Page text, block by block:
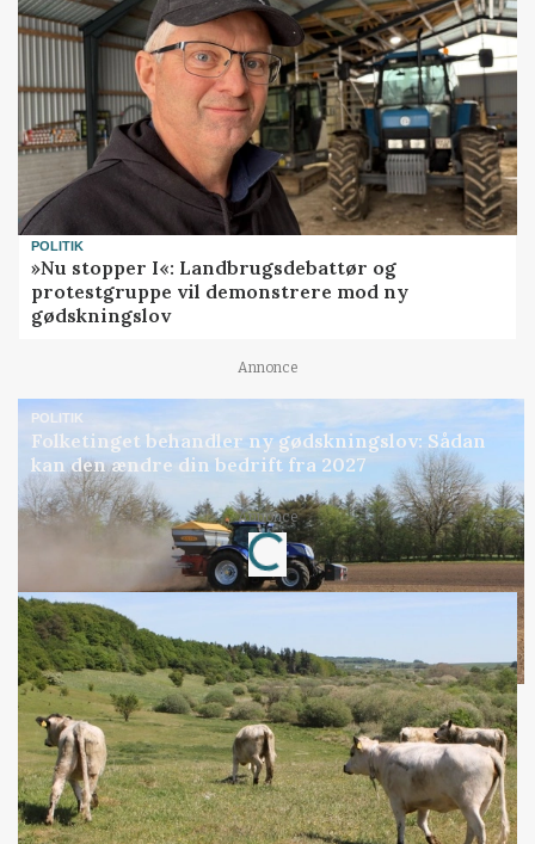
POLITIK
»Nu stopper I«: Landbrugsdebattør og
protestgruppe vil demonstrere mod ny
gødskningslov
Annonce
POLITIK
Folketinget behandler ny gødskningslov: Sådan
kan den ændre din bedrift fra 2027
Annonce
Loading...